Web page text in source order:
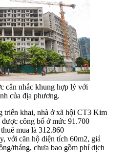
cân nhắc khung hợp lý với
của địa phương.
triển khai, nhà ở xã hội CT3 Kim
công bố ở mức 91.700
mua là 312.860
với căn hộ diện tích 60m2, giá
tháng, chưa bao gồm phí dịch